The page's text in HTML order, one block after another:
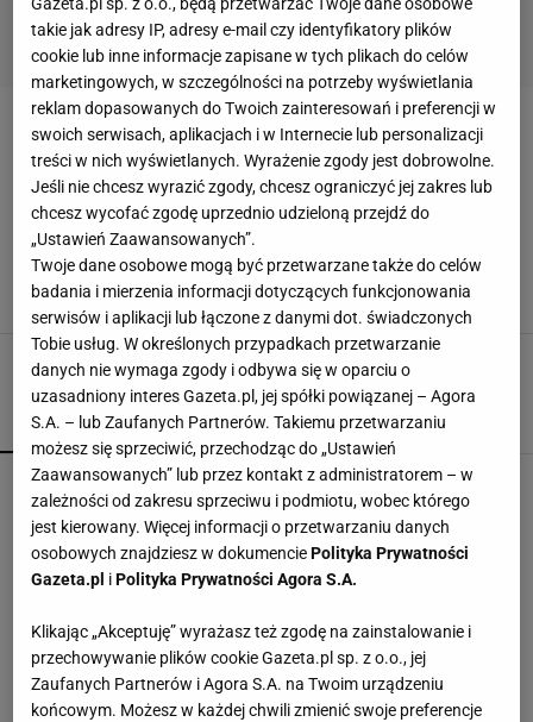
JAK ZROBIĆ KOMPOSTOWNIK OGRODOWY
Jak zrobić kompostownik ogrodowy? Nie jest to
takie trudne!
JAK ZROBIĆ KOMPOSTOWNIK
JAK ZROBIĆ KOMPOSTOWNIK OGRODOWY
JAK ZROBIĆ KOMPOSTOWNIK Z DESEK
JAK ZROBIĆ KOMPOSTOWNIK Z PALET
POPULARNE NAJNOWSZE
Kompaktowa bieżnia do małego mieszkania.
Ten sprzęt mieści się pod łóżko
Te dywany są porządne jak za dawnych lato.
Dlaczego rezygnujemy z gotowania?
MATERIAŁ PROMOCYJNY
Gazeta.pl sp. z o.o., będą przetwarzać Twoje dane osobowe
takie jak adresy IP, adresy e-mail czy identyfikatory plików
cookie lub inne informacje zapisane w tych plikach do celów
marketingowych, w szczególności na potrzeby wyświetlania
reklam dopasowanych do Twoich zainteresowań i preferencji w
swoich serwisach, aplikacjach i w Internecie lub personalizacji
treści w nich wyświetlanych. Wyrażenie zgody jest dobrowolne.
Jeśli nie chcesz wyrazić zgody, chcesz ograniczyć jej zakres lub
chcesz wycofać zgodę uprzednio udzieloną przejdź do
„Ustawień Zaawansowanych”.
Twoje dane osobowe mogą być przetwarzane także do celów
badania i mierzenia informacji dotyczących funkcjonowania
serwisów i aplikacji lub łączone z danymi dot. świadczonych
Tobie usług. W określonych przypadkach przetwarzanie
danych nie wymaga zgody i odbywa się w oparciu o
uzasadniony interes Gazeta.pl, jej spółki powiązanej – Agora
S.A. – lub Zaufanych Partnerów. Takiemu przetwarzaniu
możesz się sprzeciwić, przechodząc do „Ustawień
Zaawansowanych” lub przez kontakt z administratorem – w
zależności od zakresu sprzeciwu i podmiotu, wobec którego
jest kierowany. Więcej informacji o przetwarzaniu danych
osobowych znajdziesz w dokumenciePolityka Prywatności
Gazeta.pl iPolityka Prywatności Agora S.A.
Klikając „Akceptuję” wyrażasz też zgodę na zainstalowanie i
przechowywanie plików cookie Gazeta.pl sp. z o.o., jej
Zaufanych Partnerów i Agora S.A. na Twoim urządzeniu
końcowym. Możesz w każdej chwili zmienić swoje preferencje